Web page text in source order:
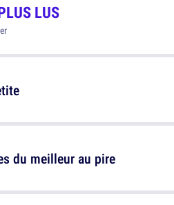
LUS
du meilleur au pire